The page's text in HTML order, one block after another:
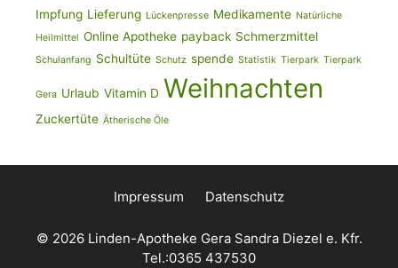
Impfung Lieferung Lückenpresse Medikamente Natürliche
Heilmittel Online Apotheke payback Schmerzmittel
Schulanfang Schultüte Schutz spende Statistik Tierpark Tierpark
Gera Urlaub Vitamin D Weihnachten
Zuckertüte Ätherische Öle
Impressum Datenschutz
© 2026 Linden-Apotheke Gera Sandra Diezel e. Kfr.
Tel.:0365 437530